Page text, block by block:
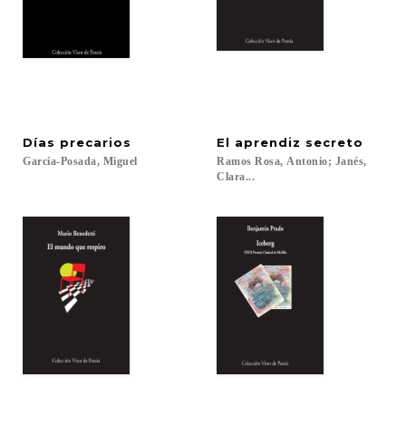
Días precarios
García-Posada, Miguel
El aprendiz secreto
Ramos Rosa, Antonio; Janés,
Clara...